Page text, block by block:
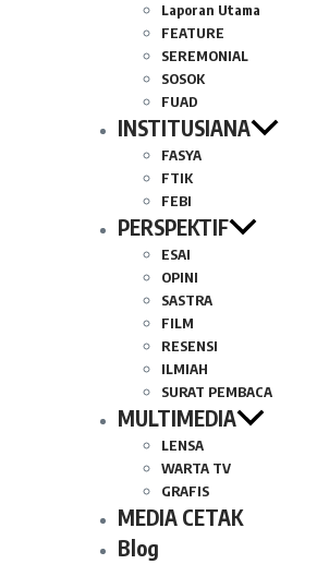
Laporan Utama
FEATURE
SEREMONIAL
SOSOK
FUAD
INSTITUSIANA
FASYA
FTIK
FEBI
PERSPEKTIF
ESAI
OPINI
SASTRA
FILM
RESENSI
ILMIAH
SURAT PEMBACA
MULTIMEDIA
LENSA
WARTA TV
GRAFIS
MEDIA CETAK
Blog